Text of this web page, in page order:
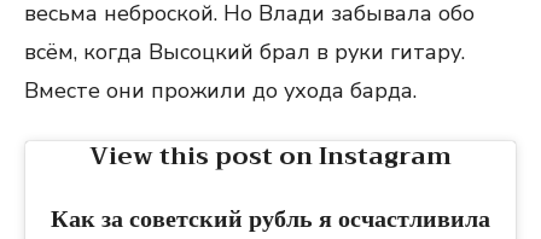
весьма неброской. Но Влади забывала обо
всём, когда Высоцкий брал в руки гитару.
Вместе они прожили до ухода барда.
View this post on Instagram
Как за советский рубль я осчастливила